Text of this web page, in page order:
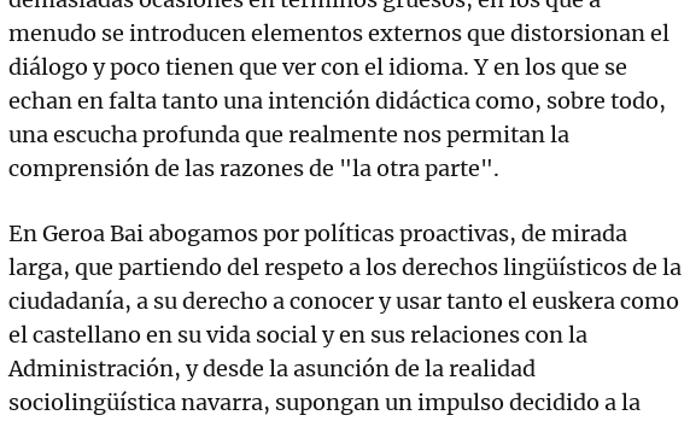
menudo se introducen elementos externos que distorsionan el
diálogo y poco tienen que ver con el idioma. Y en los que se
echan en falta tanto una intención didáctica como, sobre todo,
una escucha profunda que realmente nos permitan la
comprensión de las razones de "la otra parte".
En Geroa Bai abogamos por políticas proactivas, de mirada
larga, que partiendo del respeto a los derechos lingüísticos de la
ciudadanía, a su derecho a conocer y usar tanto el euskera como
el castellano en su vida social y en sus relaciones con la
Administración, y desde la asunción de la realidad
sociolingüística navarra, supongan un impulso decidido a la